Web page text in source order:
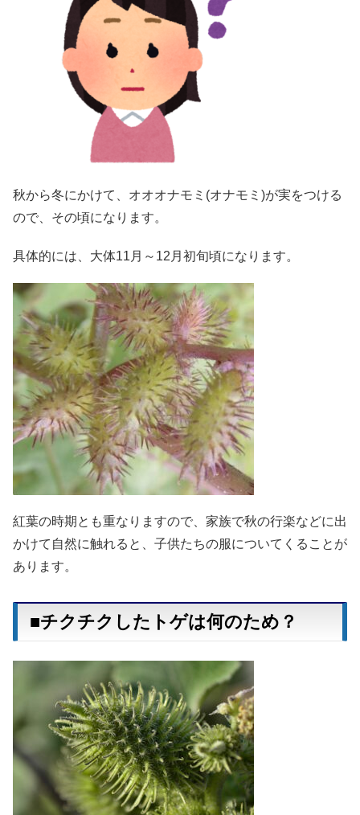
秋から冬にかけて、オオオナモミ(オナモミ)が実をつける
ので、その頃になります。
具体的には、大体11月～12月初旬頃になります。
紅葉の時期とも重なりますので、家族で秋の行楽などに出
かけて自然に触れると、子供たちの服についてくることが
あります。
■チクチクしたトゲは何のため？